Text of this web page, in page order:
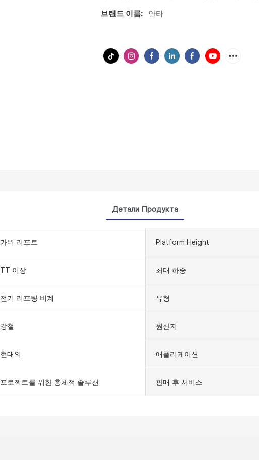
브랜드 이름: 안타
Детали Продукта
가위 리프트 Platform Height
TT 이상 최대 하중
전기 리프팅 비계 유형
강철 원산지
현대의 애플리케이션
프로젝트를 위한 총체적 솔루션 판매 후 서비스